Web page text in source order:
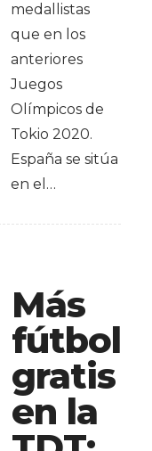
medallistas
que en los
anteriores
Juegos
Olímpicos de
Tokio 2020.
España se sitúa
en el…
Más
fútbol
gratis
en la